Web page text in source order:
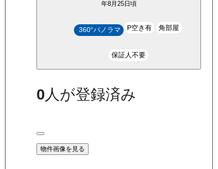
年8月25日頃
360°パノラマ P空き有 角部屋
保証人不要
0人が登録済み
物件画像を見る